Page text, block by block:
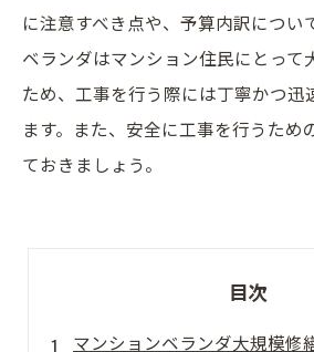
に注意すべき点や、予算内訳につい
ベランダはマンション住民にとって
ため、工事を行う際には丁寧かつ迅
ます。また、安全に工事を行うため
ておきましょう。
目次
マンションベランダ大規模修